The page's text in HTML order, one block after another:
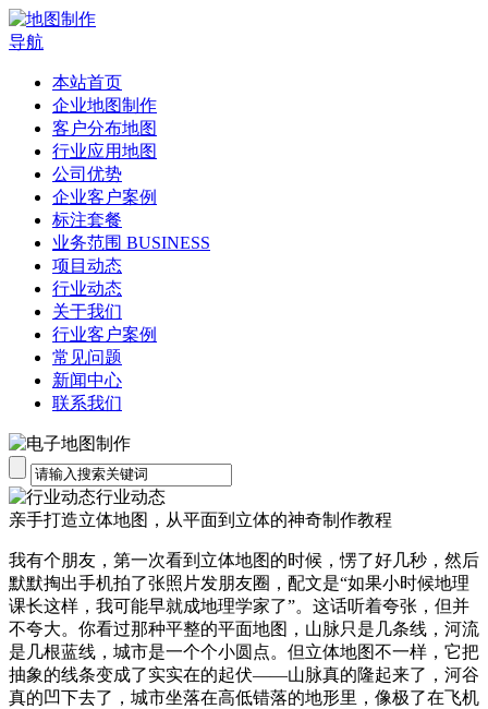
导航
本站首页
企业地图制作
客户分布地图
行业应用地图
公司优势
企业客户案例
标注套餐
业务范围 BUSINESS
项目动态
行业动态
关于我们
行业客户案例
常见问题
新闻中心
联系我们
行业动态
亲手打造立体地图，从平面到立体的神奇制作教程
我有个朋友，第一次看到立体地图的时候，愣了好几秒，然后
默默掏出手机拍了张照片发朋友圈，配文是“如果小时候地理
课长这样，我可能早就成地理学家了”。这话听着夸张，但并
不夸大。你看过那种平整的平面地图，山脉只是几条线，河流
是几根蓝线，城市是一个个小圆点。但立体地图不一样，它把
抽象的线条变成了实实在的起伏——山脉真的隆起来了，河谷
真的凹下去了，城市坐落在高低错落的地形里，像极了在飞机